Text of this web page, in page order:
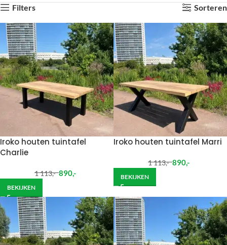
Showroom bij fabriek
Filters Sorteren
Iroko houten tuintafel
Charlie
1 113,- 890,-
BEKIJKEN
Iroko houten tuintafel Marri
1 113,- 890,-
BEKIJKEN